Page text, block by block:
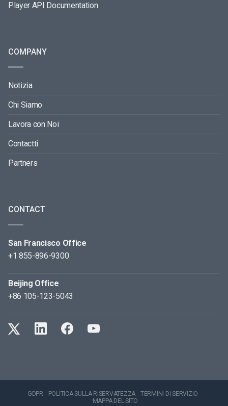
Player API Documentation
COMPANY
Notizia
Chi Siamo
Lavora con Noi
Contactti
Partners
CONTACT
San Francisco Office
+1 855-896-9300
Beijing Office
+86 105-123-5043
GDPR POLITICA SULLA RISERVATEZZA
TERMINI DI SERVIZIO
MAPPA DEL SITO